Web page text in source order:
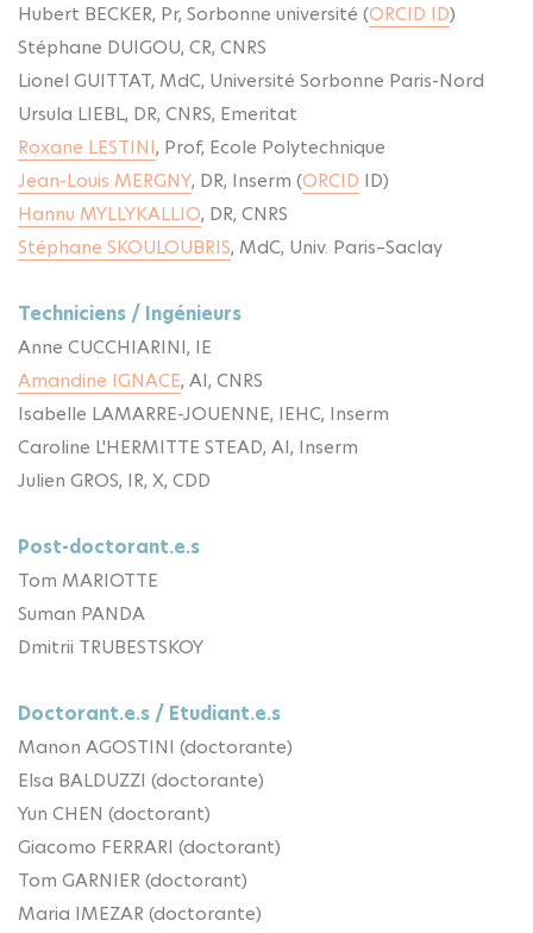
Hubert BECKER, Pr, Sorbonne université (ORCID ID)
Stéphane DUIGOU, CR, CNRS
Lionel GUITTAT, MdC, Université Sorbonne Paris-Nord
Ursula LIEBL, DR, CNRS, Emeritat
Roxane LESTINI, Prof, Ecole Polytechnique
Jean-Louis MERGNY, DR, Inserm (ORCID ID)
Hannu MYLLYKALLIO, DR, CNRS
Stéphane SKOULOUBRIS, MdC, Univ. Paris–Saclay
Techniciens / Ingénieurs
Anne CUCCHIARINI, IE
Amandine IGNACE, AI, CNRS
Isabelle LAMARRE-JOUENNE, IEHC, Inserm
Caroline L'HERMITTE STEAD, AI, Inserm
Julien GROS, IR, X, CDD
Post-doctorant.e.s
Tom MARIOTTE
Suman PANDA
Dmitrii TRUBESTSKOY
Doctorant.e.s / Etudiant.e.s
Manon AGOSTINI (doctorante)
Elsa BALDUZZI (doctorante)
Yun CHEN (doctorant)
Giacomo FERRARI (doctorant)
Tom GARNIER (doctorant)
Maria IMEZAR (doctorante)